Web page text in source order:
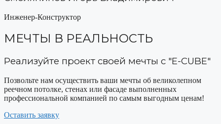
Инженер-Конструктор
МЕЧТЫ В РЕАЛЬНОСТЬ
Реализуйте проект своей мечты с "E-CUBE"
Позвольте нам осуществить ваши мечты об великолепном
реечном потолке, стенах или фасаде выполненных
профессиональной компанией по самым выгодным ценам!
Оставить заявку